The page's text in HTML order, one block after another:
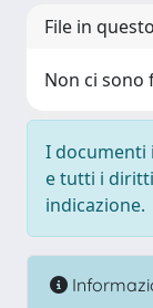
File in
Non ci sono
I documenti
e tutti i
indicazione.